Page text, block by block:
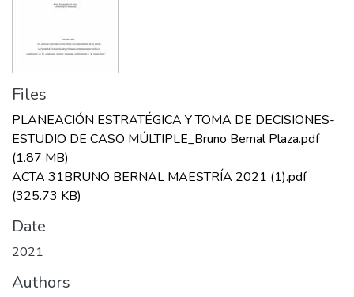
Files
PLANEACIÓN ESTRATÉGICA Y TOMA DE DECISIONES-
ESTUDIO DE CASO MÚLTIPLE_Bruno Bernal Plaza.pdf
(1.87 MB)
ACTA 31BRUNO BERNAL MAESTRÍA 2021 (1).pdf
(325.73 KB)
Date
2021
Authors